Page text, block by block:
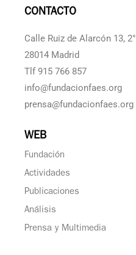
CONTACTO
Calle Ruiz de Alarcón 13, 2°
28014 Madrid
Tlf 915 766 857
info@fundacionfaes.org
prensa@fundacionfaes.org
WEB
Fundación
Actividades
Publicaciones
Análisis
Prensa y Multimedia